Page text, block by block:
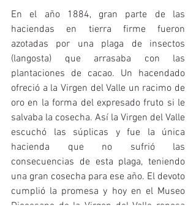
En el año 1884, gran parte de las
haciendas en tierra firme fueron
azotadas por una plaga de insectos
(langosta) que arrasaba con las
plantaciones de cacao. Un hacendado
ofreció a la Virgen del Valle un racimo de
oro en la forma del expresado fruto si le
salvaba la cosecha. Así la Virgen del Valle
escuchó las súplicas y fue la única
hacienda que no sufrió las
consecuencias de esta plaga, teniendo
una gran cosecha para ese año. El devoto
cumplió la promesa y hoy en el Museo
Diocesano de la Virgen del Valle reposa